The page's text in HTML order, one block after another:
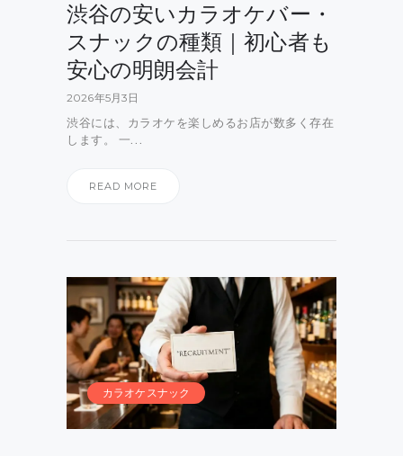
渋谷の安いカラオケバー・
スナックの種類｜初心者も
安心の明朗会計
2026年5月3日
渋谷には、カラオケを楽しめるお店が数多く存在
します。 一…
READ MORE
カラオケスナック